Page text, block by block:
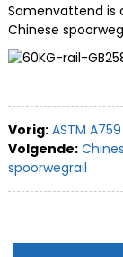
Samenvattend is
Chinese
Vorig: ASTM
Volgende:
spoorwegrail